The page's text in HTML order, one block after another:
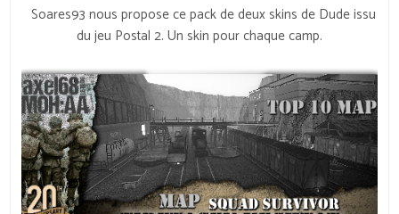
Soares93 nous propose ce pack de deux skins de Dude issu
du jeu Postal 2. Un skin pour chaque camp.